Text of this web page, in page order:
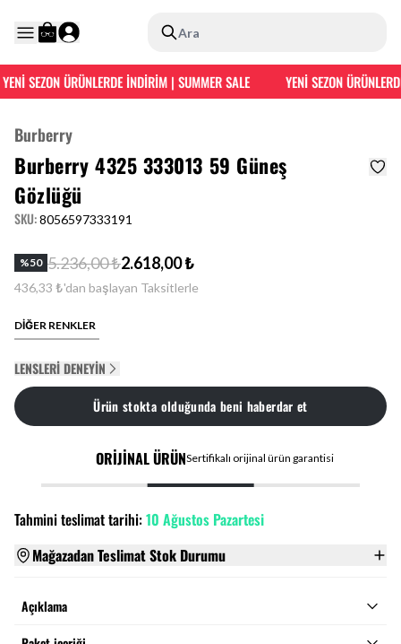
Ara
SEZON ÜRÜNLERDE İNDİRİM | SUMMER SALE YENİ SEZON
Burberry
Burberry 4325 333013 59 Güneş
Gözlüğü
SKU:8056597333191
%50 5.236,00 ₺2.618,00 ₺
436,33 ₺'dan başlayan Taksitlerle
DİĞER RENKLER
LENSLERI DENEYIN
Ürün stokta olduğunda beni haberdar et
ORİJİNAL ÜRÜNSertifikalı orijinal ürün garantisi
Tahmini teslimat tarihi:10 Ağustos Pazartesi
Mağazadan Teslimat Stok Durumu
Açıklama